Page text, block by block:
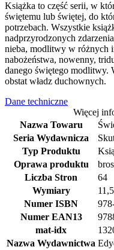
Książka to część serii, w
świętemu lub świętej, do
potrzebach. Wszystkie
nadprzyrodzonych
nieba, modlitwy w różnych
nabożeństwa, nowenny,
danego świętego modlitwy.
obstat władz duchownych.
Dane techniczne
Więcej
Nazwa Towaru
Seria Wydawnicza
Typ Produktu
Oprawa produktu
Liczba Stron
64
Wymiary
Numer ISBN
Numer EAN13
mat-idx
Nazwa Wydawnictwa